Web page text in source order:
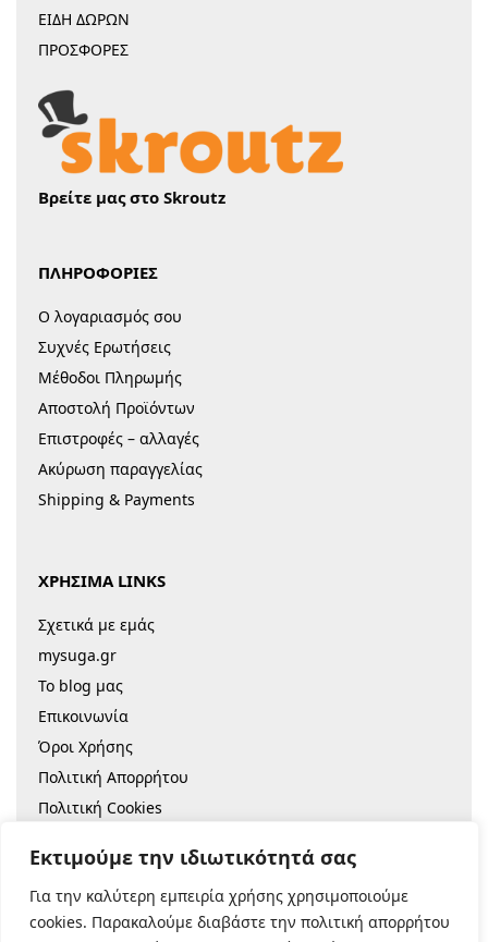
Εκτιμούμε την ιδιωτικότητά σας
Για την καλύτερη εμπειρία χρήσης χρησιμοποιούμε
cookies. Παρακαλούμε διαβάστε την πολιτική απορρήτου
ΕΙΔΗ ΔΩΡΩΝ
ΠΡΟΣΦΟΡΕΣ
Βρείτε μας στο Skroutz
ΠΛΗΡΟΦΟΡΙΕΣ
Ο λογαριασμός σου
Συχνές Ερωτήσεις
Μέθοδοι Πληρωμής
Αποστολή Προϊόντων
Επιστροφές – αλλαγές
Ακύρωση παραγγελίας
Shipping & Payments
ΧΡΗΣΙΜΑ LINKS
Σχετικά με εμάς
mysuga.gr
Το blog μας
Επικοινωνία
Όροι Χρήσης
Πολιτική Απορρήτου
Πολιτική Cookies
© 2022 |Κατασκευή Eshop